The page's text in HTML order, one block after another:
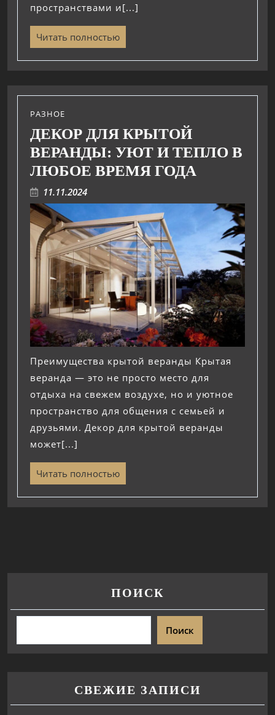
пространствами и[...]
Читать полностью
РАЗНОЕ
ДЕКОР ДЛЯ КРЫТОЙ
ВЕРАНДЫ: УЮТ И ТЕПЛО В
ЛЮБОЕ ВРЕМЯ ГОДА
11.11.2024
Преимущества крытой веранды Крытая
веранда — это не просто место для
отдыха на свежем воздухе, но и уютное
пространство для общения с семьей и
друзьями. Декор для крытой веранды
может[...]
Читать полностью
ПОИСК
Поиск
СВЕЖИЕ ЗАПИСИ